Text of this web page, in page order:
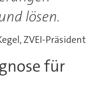
lösen.
ZVEI-Präsident
für